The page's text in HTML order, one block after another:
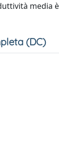
media
(DC)